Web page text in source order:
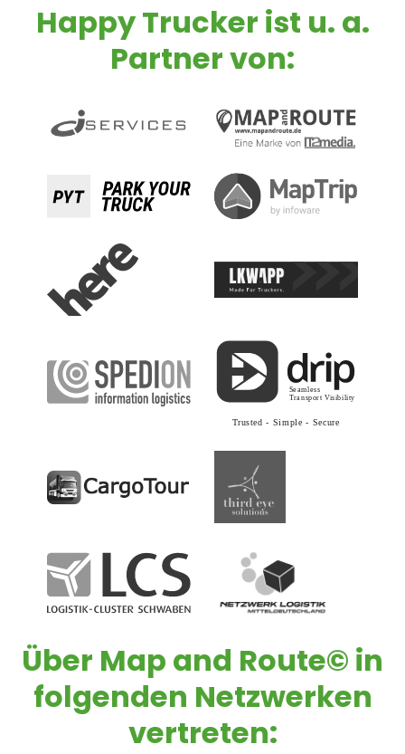
Happy Trucker ist u. a.
Partner von:
Über Map and Route© in
folgenden Netzwerken
vertreten: